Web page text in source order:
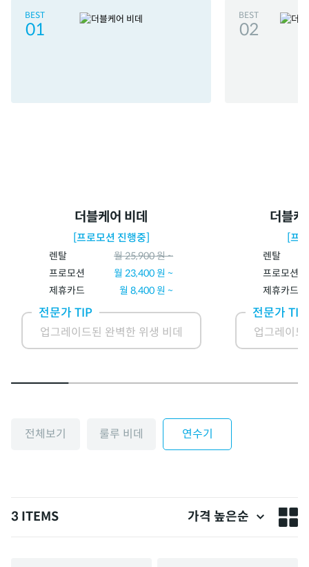
BEST
01
더블케어 비데
[프로모션 진행중]
렌탈 월25,900원 ~
프로모션
월23,400원 ~
제휴카드
월8,400원 ~
전문가 TIP
업그레이드된 완벽한 위생 비데
BEST
02
더블케
[프
렌탈
프로모션
제휴카드
전문가 TIP
업그레이
전체보기 룰루 비데 연수기
3 ITEMS 가격 높은순